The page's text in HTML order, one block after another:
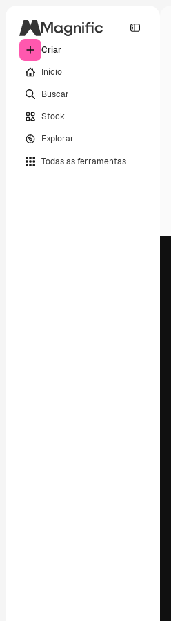
Criar
Início
Buscar
Stock
Explorar
Todas as ferramentas